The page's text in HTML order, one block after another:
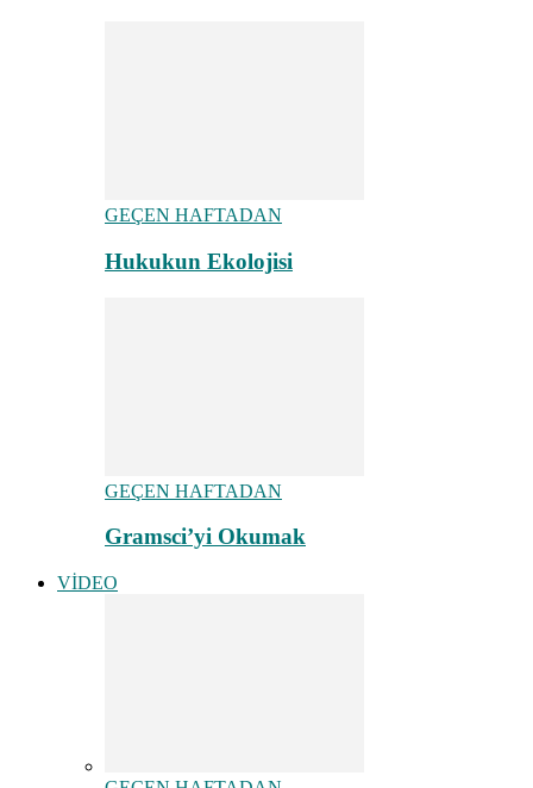
GEÇEN HAFTADAN
Hukukun Ekolojisi
GEÇEN HAFTADAN
Gramsci’yi Okumak
VİDEO